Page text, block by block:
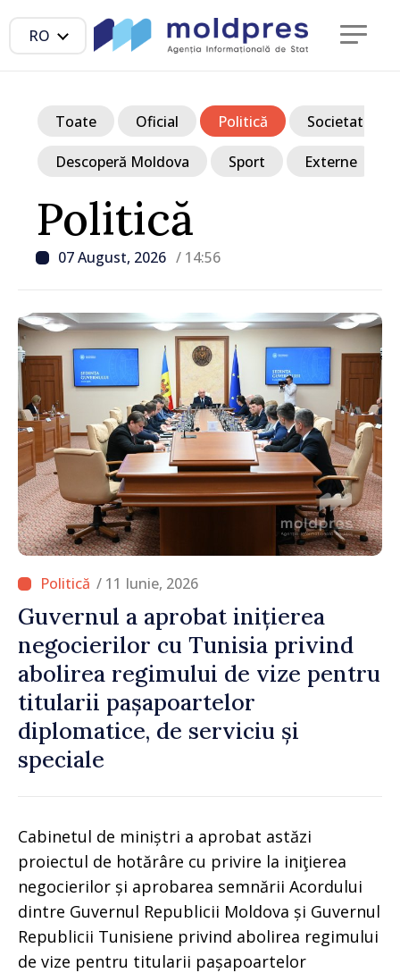
RO
Politică
07 August, 2026 / 14:56
Toate Oficial Politică Societate
Descoperă Moldova Sport Externe
/ 11 Iunie, 2026
Guvernul a aprobat inițierea
negocierilor cu Tunisia privind
abolirea regimului de vize pentru
titularii pașapoartelor
diplomatice, de serviciu și
speciale
Cabinetul de miniștri a aprobat astăzi
proiectul de hotărâre cu privire la iniţierea
negocierilor și aprobarea semnării Acordului
dintre Guvernul Republicii Moldova și Guvernul
Republicii Tunisiene privind abolirea regimului
de vize pentru titularii pașapoartelor